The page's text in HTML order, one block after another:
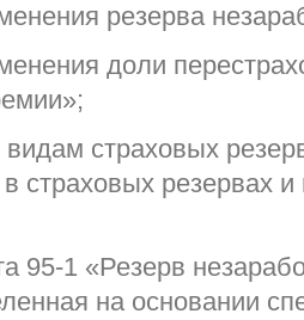
резерва
доли
видам страховых
страховых резервах и
95-1 «Резерв
на основании